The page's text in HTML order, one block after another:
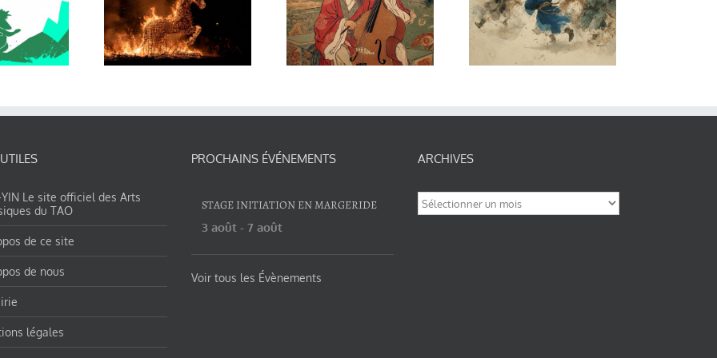
de feu
Georges
de la
contrebasse
philosophe et
homme
YIN Le site officiel des Arts
du TAO
de ce site
de nous
légales
PROCHAINS ÉVÉNEMENTS
STAGE INITIATION EN MARGERIDE
3 août - 7 août
Voir tous les Évènements
ARCHIVES
Archives